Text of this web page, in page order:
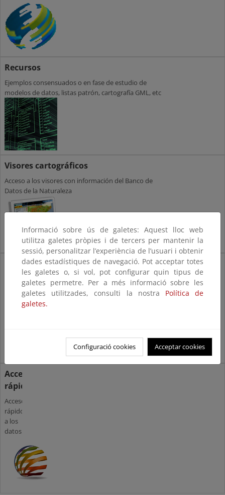
Recursos
Ejemplos consensuados o en fase de estudio de
modelos de datos, listas patrón, cartografía GML, etc
Visores cartográficos
Acceso a los visores con información del Banco de
Datos de la Naturaleza
Participación
ciudadana
Participación
ciudadana
Acceso
rápido
Acceso
rápido
a los
datos
Informació sobre ús de galetes: Aquest lloc web
utilitza galetes pròpies i de tercers per mantenir la
sessió, personalitzar l’experiència de l’usuari i obtenir
dades estadístiques de navegació. Pot acceptar totes
les galetes o, si vol, pot configurar quin tipus de
galetes permetre. Per a més informació sobre les
galetes utilitzades, consulti la nostra Política de
galetes.
Configuració cookies Acceptar cookies